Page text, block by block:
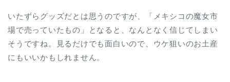
いたずらグッズだとは思うのですが、「メキシコの魔女市
場で売っていたもの」となると、なんとなく信じてしまい
そうですね。見るだけでも面白いので、ウケ狙いのお土産
にもいいかもしれません。